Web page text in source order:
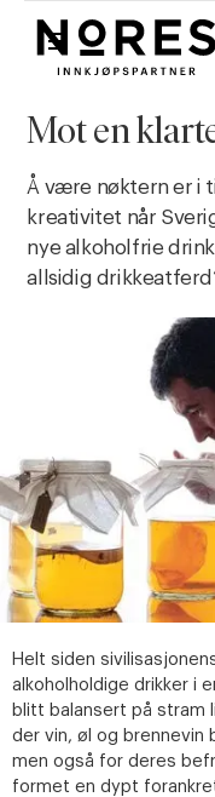
Mot en
Å være nøktern er i
kreativitet når
nye alkoholfrie
allsidig
Helt siden
alkoholholdige drikker i
blitt balansert på stram
der vin, øl og brennevin
men også for deres
formet en dypt
Nores